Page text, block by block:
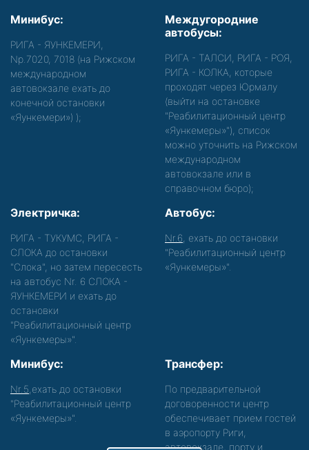
Минибус:
РИГА - ЯУНКЕМЕРИ,
Nр.7020, 7018 (на Рижском
международном
автовокзале ехать до
конечной остановки
«Яункемери») );
Междугородние
автобусы:
РИГА - ТАЛСИ, РИГА - РОЯ,
РИГА - КОЛКА, которые
проходят через Юрмалу
(выйти на остановке
"Реабилитационный центр
«Яункемеры»"), список
можно уточнить на Рижском
международном
автовокзале или в
справочном бюро);
Электричка:
РИГА - ТУКУМС, РИГА -
СЛОКА до остановки
"Слока", но затем пересесть
на автобус Nr. 6 СЛОКА -
ЯУНКЕМЕРИ и ехать до
остановки
"Реабилитационный центр
«Яункемеры»".
Автобус:
Nr.6 , ехать до остановки
"Реабилитационный центр
«Яункемеры»".
Минибус:
Nr.5 ,ехать до остановки
"Реабилитационный центр
«Яункемеры»".
Трансфер:
По предварительной
договоренности центр
обеспечивает прием гостей
в аэропорту Риги,
автовокзале, порту и